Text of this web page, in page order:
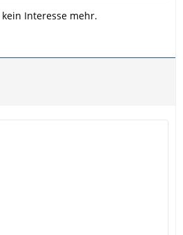
Interesse mehr.